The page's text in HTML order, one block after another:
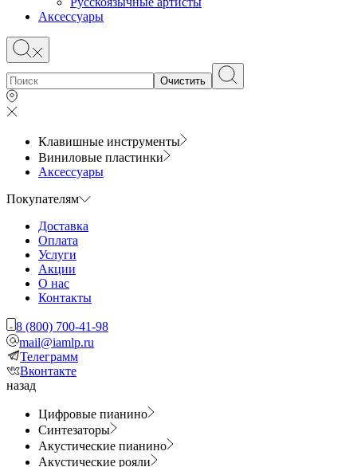
Аксессуары
Очистить
Клавишные инструменты
Виниловые пластинки
Аксессуары
Покупателям
Доставка
Оплата
Услуги
Акции
О нас
Контакты
8 (800) 700-41-98
mail@iamlp.ru
Телеграмм
Вконтакте
назад
Цифровые пианино
Синтезаторы
Акустические пианино
Акустические рояли